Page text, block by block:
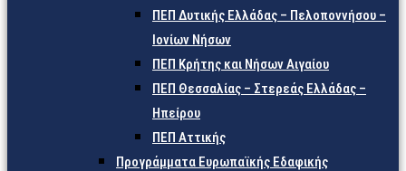
ΠΕΠ Δυτικής Ελλάδας – Πελοποννήσου –
Ιονίων Νήσων
ΠΕΠ Κρήτης και Νήσων Αιγαίου
ΠΕΠ Θεσσαλίας – Στερεάς Ελλάδας –
Ηπείρου
ΠΕΠ Αττικής
Προγράμματα Ευρωπαϊκής Εδαφικής